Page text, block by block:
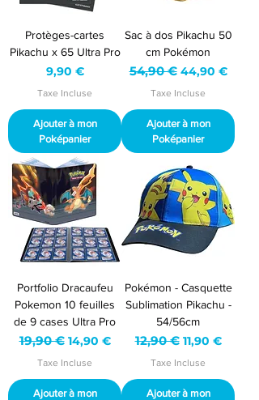
Protèges-cartes
Pikachu x 65 Ultra Pro
Prix
9,90 €
Taxe Incluse
Ajouter à mon
Poképanier
Sac à dos Pikachu 50
cm Pokémon
Prix original
54,90 € Prix
44,90 €
Taxe Incluse
Ajouter à mon
Poképanier
Portfolio Dracaufeu
Pokemon 10 feuilles
de 9 cases Ultra Pro
Prix original
19,90 € Prix promotionnel
14,90 €
Taxe Incluse
Ajouter à mon
Pokémon - Casquette
Sublimation Pikachu -
54/56cm
Prix original
12,90 € Prix
11,90 €
Taxe Incluse
Ajouter à mon